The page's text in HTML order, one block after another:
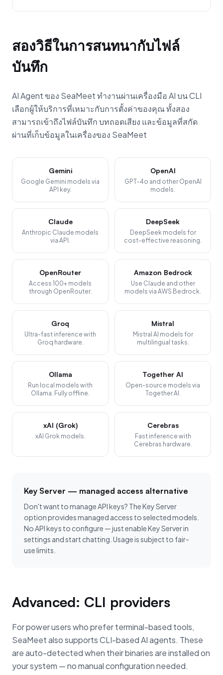
สองวิธีในการสนทนากับไฟล์
บันทึก
AI Agent ของ SeaMeet ทำงานผ่านเครื่องมือ AI บน CLI
เลือกผู้ให้บริการที่เหมาะกับการตั้งค่าของคุณ ทั้งสอง
สามารถเข้าถึงไฟล์บันทึก บทถอดเสียง และข้อมูลที่สกัด
ผ่านที่เก็บข้อมูลในเครื่องของ SeaMeet
Gemini
Google Gemini models via
API key.
OpenAI
GPT-4o and other OpenAI
models.
Claude
Anthropic Claude models
via API.
DeepSeek
DeepSeek models for
cost-effective reasoning.
OpenRouter
Access 100+ models
through OpenRouter.
Amazon Bedrock
Use Claude and other
models via AWS Bedrock.
Groq
Ultra-fast inference with
Groq hardware.
Mistral
Mistral AI models for
multilingual tasks.
Ollama
Run local models with
Ollama. Fully offline.
Together AI
Open-source models via
Together AI.
xAI (Grok)
xAI Grok models.
Cerebras
Fast inference with
Cerebras hardware.
Key Server — managed access alternative
Don't want to manage API keys? The Key Server
option provides managed access to selected models.
No API keys to configure — just enable Key Server in
settings and start chatting. Usage is subject to fair-
use limits.
Advanced: CLI providers
For power users who prefer terminal-based tools,
SeaMeet also supports CLI-based AI agents. These
are auto-detected when their binaries are installed on
your system — no manual configuration needed.